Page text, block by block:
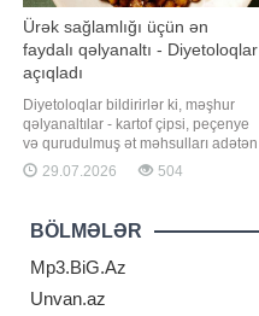
Ürək sağlamlığı üçün ən
faydalı qəlyanaltı - Diyetoloqlar
açıqladı
Diyetoloqlar bildirirlər ki, məşhur
qəlyanaltılar - kartof çipsi, peçenye
və qurudulmuş ət məhsulları adətən
yüksək miqdarda natrium və
doymuş yağ ehtiva etdiyindən ürək
sayılmır. Qaynarinfo xəbər verir ki,
"Martha Stewart" portalının
yazdığına görə, ürək üçü
29.07.2026 504
BÖLMƏLƏR
Mp3.BiG.Az
Unvan.az